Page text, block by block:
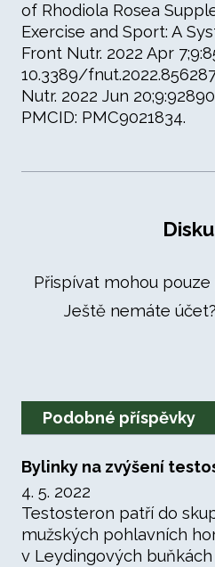
of Rhodiola Rosea
Exercise and Sport: A
Front Nutr. 2022 Apr
10.3389/
Nutr. 2022 Jun
PMCID: PMC9021834.
Přispívat mohou pouze
Ještě nemáte účet?
Podobné příspěvky
Bylinky na zvýšení
4. 5. 2022
Testosteron patří do
mužských pohlavních
v Leydingových